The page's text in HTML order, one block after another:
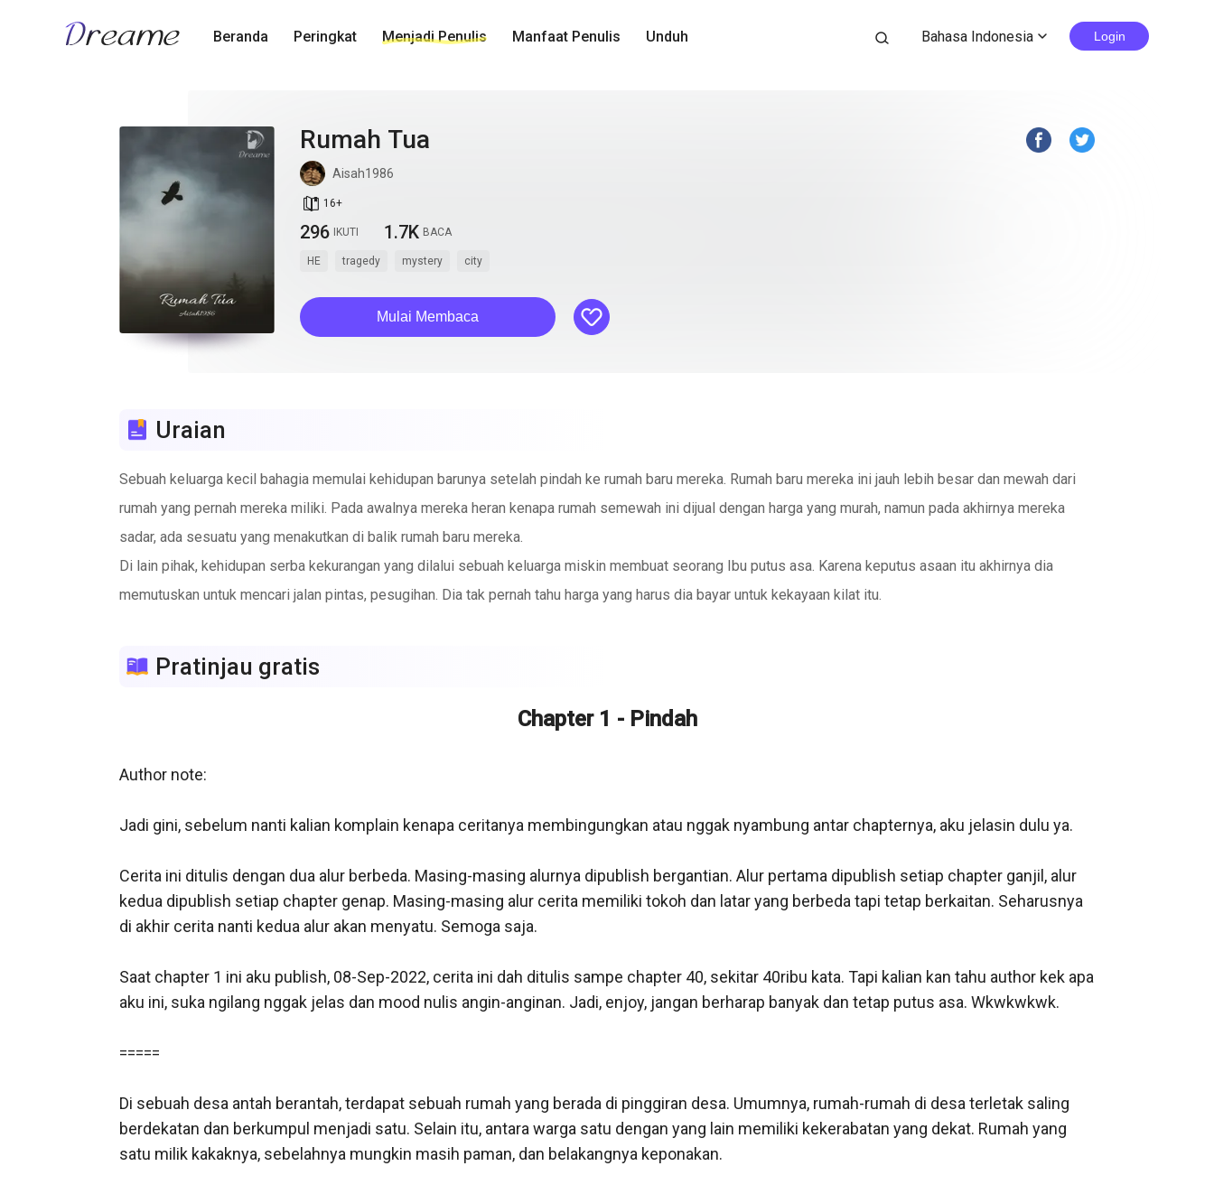
Beranda Peringkat Menjadi Penulis Manfaat Penulis Unduh search Bahasa Indonesia expand_more Login
Rumah Tua
Aisah1986
book_age 16+
296 IKUTI 1.7K BACA
HE tragedy mystery city
Mulai Membaca like
Uraian
Sebuah keluarga kecil bahagia memulai kehidupan barunya setelah pindah ke rumah baru mereka. Rumah baru mereka ini jauh lebih besar dan mewah dari
rumah yang pernah mereka miliki. Pada awalnya mereka heran kenapa rumah semewah ini dijual dengan harga yang murah, namun pada akhirnya mereka
sadar, ada sesuatu yang menakutkan di balik rumah baru mereka.
Di lain pihak, kehidupan serba kekurangan yang dilalui sebuah keluarga miskin membuat seorang Ibu putus asa. Karena keputus asaan itu akhirnya dia
memutuskan untuk mencari jalan pintas, pesugihan. Dia tak pernah tahu harga yang harus dia bayar untuk kekayaan kilat itu.
Pratinjau gratis
Chapter 1 - Pindah
Author note:
Jadi gini, sebelum nanti kalian komplain kenapa ceritanya membingungkan atau nggak nyambung antar chapternya, aku jelasin dulu ya.
Cerita ini ditulis dengan dua alur berbeda. Masing-masing alurnya dipublish bergantian. Alur pertama dipublish setiap chapter ganjil, alur
kedua dipublish setiap chapter genap. Masing-masing alur cerita memiliki tokoh dan latar yang berbeda tapi tetap berkaitan. Seharusnya
di akhir cerita nanti kedua alur akan menyatu. Semoga saja.
Saat chapter 1 ini aku publish, 08-Sep-2022, cerita ini dah ditulis sampe chapter 40, sekitar 40ribu kata. Tapi kalian kan tahu author kek apa
aku ini, suka ngilang nggak jelas dan mood nulis angin-anginan. Jadi, enjoy, jangan berharap banyak dan tetap putus asa. Wkwkwkwk.
=====
Di sebuah desa antah berantah, terdapat sebuah rumah yang berada di pinggiran desa. Umumnya, rumah-rumah di desa terletak saling
berdekatan dan berkumpul menjadi satu. Selain itu, antara warga satu dengan yang lain memiliki kekerabatan yang dekat. Rumah yang
satu milik kakaknya, sebelahnya mungkin masih paman, dan belakangnya keponakan.